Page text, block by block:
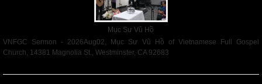
Mục Sư Vũ Hồ
VNFGC Sermon - 2026Aug02, Mục Sư Vũ Hồ of Vietnamese Full Gospel
Church, 14381 Magnolia St., Westminster, CA 92683